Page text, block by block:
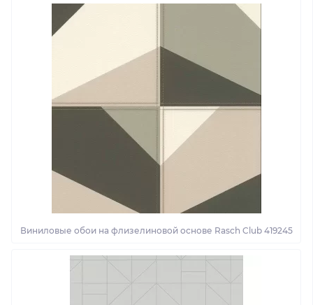
Виниловые обои на флизелиновой основе Rasch Club 419245